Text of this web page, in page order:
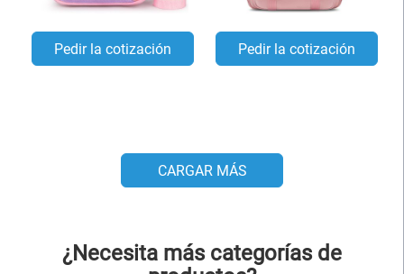
Pedir la cotización Pedir la cotización
CARGAR MÁS
¿Necesita más categorías de